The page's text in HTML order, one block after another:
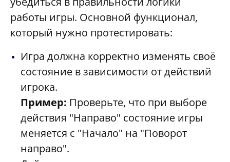
работы игры. Основной функционал,
который нужно протестировать:
Игра должна корректно изменять своё
состояние в зависимости от действий
игрока.
Пример: Проверьте, что при выборе
действия "Направо" состояние игры
меняется с "Начало" на "Поворот
направо".